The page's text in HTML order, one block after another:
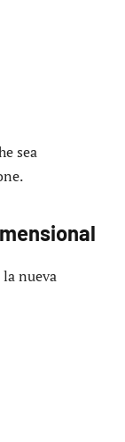
sea
nueva